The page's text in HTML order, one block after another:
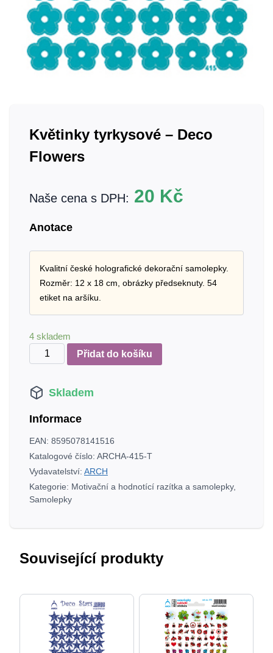
Květinky tyrkysové – Deco
Flowers
Naše cena s DPH: 20 Kč
Anotace
Kvalitní české holografické dekorační samolepky.
Rozměr: 12 x 18 cm, obrázky předseknuty. 54
etiket na aršíku.
4 skladem
Květinky
tyrkysové
Deco
množství
Přidat do košíku
Skladem
Informace
EAN: 8595078141516
Katalogové číslo: ARCHA-415-T
Vydavatelství: ARCH
Kategorie: Motivační a hodnotící razítka a samolepky,
Samolepky
Související produkty